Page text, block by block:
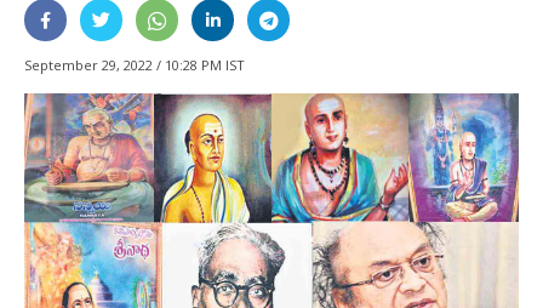
September 29, 2022 / 10:28 PM IST